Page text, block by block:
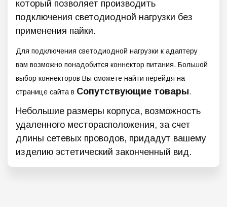
который позволяет производить
подключения светодиодной нагрузки без
применения пайки.
Для подключения светодиодной нагрузки к адаптеру
вам возможно понадобится коннектор питания. Большой
выбор коннекторов Вы сможете найти перейдя на
странице сайта в Сопутствующие товары.
Небольшие размеры корпуса, возможность
удаленного месторасположения, за счет
длины сетевых проводов, придадут вашему
изделию эстетический законченный вид.